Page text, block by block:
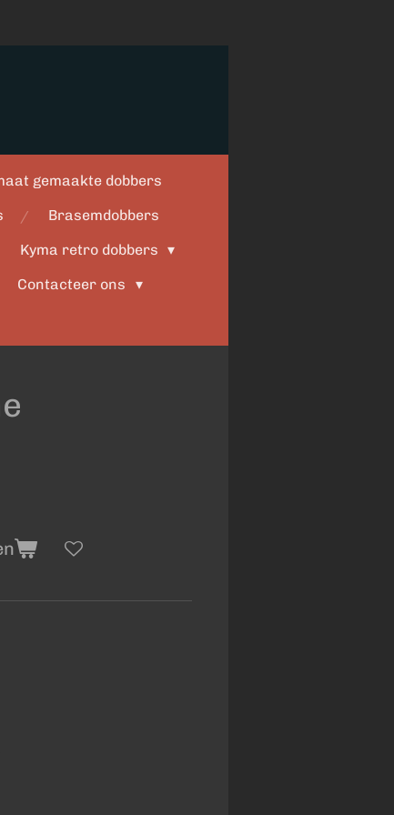
gemaakte dobbers
Brasemdobbers
Kyma retro dobbers
Contacteer ons